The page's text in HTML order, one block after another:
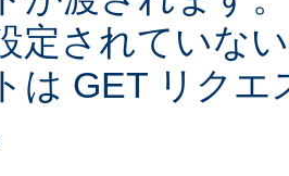
定されていな
は GET リク